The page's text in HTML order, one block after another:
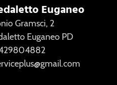
Euganeo
Gramsci, 2
Euganeo PD